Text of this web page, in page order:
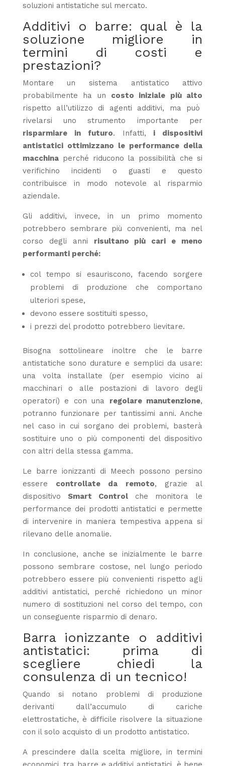
soluzioni antistatiche sul mercato.
Additivi o barre: qual è la
soluzione migliore in
termini di costi e
prestazioni?
Montare un sistema antistatico attivo
probabilmente ha un costo iniziale più alto
rispetto all’utilizzo di agenti additivi, ma può
rivelarsi uno strumento importante per
risparmiare in futuro. Infatti, i dispositivi
antistatici ottimizzano le performance della
macchinaperché riducono la possibilità che si
verifichino incidenti o guasti e questo
contribuisce in modo notevole al risparmio
aziendale.
Gli additivi, invece, in un primo momento
potrebbero sembrare più convenienti, ma nel
corso degli anni risultano più cari e meno
performanti perché:
col tempo si esauriscono, facendo sorgere
problemi di produzione che comportano
ulteriori spese,
devono essere sostituiti spesso,
i prezzi del prodotto potrebbero lievitare.
Bisogna sottolineare inoltre che le barre
antistatiche sono durature e semplici da usare:
una volta installate (per esempio vicino ai
macchinari o alle postazioni di lavoro degli
operatori) e con una regolare manutenzione,
potranno funzionare per tantissimi anni. Anche
nel caso in cui sorgano dei problemi, basterà
sostituire uno o più componenti del dispositivo
con altri della stessa gamma.
Le barre ionizzanti di Meech possono persino
essere controllate da remoto, grazie al
dispositivo Smart Controlche monitora le
performance dei prodotti antistatici e permette
di intervenire in maniera tempestiva appena si
rilevano delle anomalie.
In conclusione, anche se inizialmente le barre
possono sembrare costose, nel lungo periodo
potrebbero essere più convenienti rispetto agli
additivi antistatici, perché richiedono un minor
numero di sostituzioni nel corso del tempo, con
un conseguente risparmio di denaro.
Barra ionizzante o additivi
antistatici: prima di
scegliere chiedi la
consulenza di un tecnico!
Quando si notano problemi di produzione
derivanti dall’accumulo di cariche
elettrostatiche, è difficile risolvere la situazione
con il solo acquisto di un prodotto antistatico.
A prescindere dalla scelta migliore, in termini